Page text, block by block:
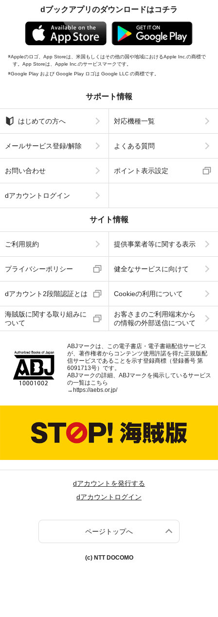
dブックアプリのダウンロードはコチラ
Appleのロゴ、App Storeは、米国もしくはその他の国や地域におけるApple Inc.の商標で
す。App Storeは、Apple Inc.のサービスマークです。
Google Play および Google Play ロゴは Google LLC の商標です。
サポート情報
はじめての方へ 対応機種一覧
メールサービス登録/解除 よくある質問
お問い合わせ ポイント表示設定
dアカウントログイン
サイト情報
ご利用規約 提供事業者等に関する表示
プライバシーポリシー 健全なサービスに向けて
dアカウント2段階認証とは Cookieの利用について
海賊版に関する取り組みに
ついて
お客さまのご利用端末から
の情報の外部送信について
ABJマークは、この電子書店・電子書籍配信サービス
が、著作権者からコンテンツ使用許諾を得た正規版配
信サービスであることを示す登録商標（登録番号 第
6091713号）です。
ABJマークの詳細、ABJマークを掲示しているサービス
の一覧はこちら
→ https://aebs.or.jp/
dアカウントを発行する
dアカウントログイン
ページトップへ
(c) NTT DOCOMO